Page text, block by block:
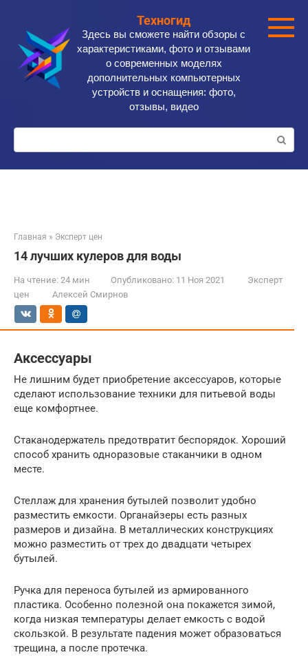
контенту
Техногид
Здесь вы сможете найти обзоры с
характеристиками, фото и отзывами
о современных моделях
дополнительных компьютерных
устройств и оснащения: фото,
отзывы, видео
Поиск:
Главная » Эксперт цен
14 лучших кулеров для воды
На чтение: 24 мин Опубликовано: 11 Ноя 2021
Эксперт
цен
Алексей Смирнов
Аксессуары
Не лишним будет приобретение аксессуаров, которые
сделают использование техники для питьевой воды
еще комфортнее.
Стаканодержатель предотвратит беспорядок. Хороший
способ хранить одноразовые стаканчики в одном
месте.
Стеллаж для хранения бутылей позволит удобно
разместить емкости. Органайзеры есть разных
размеров и дизайна. В металлических конструкциях
можно разместить от трех до двадцати четырех
бутылей.
Ручка для переноса бутылей из армированного
пластика. Особенно полезной она покажется зимой,
когда низкая температуры делает емкость с водой
скользкой. В результате падения может образоваться
трещина, а после протечка.